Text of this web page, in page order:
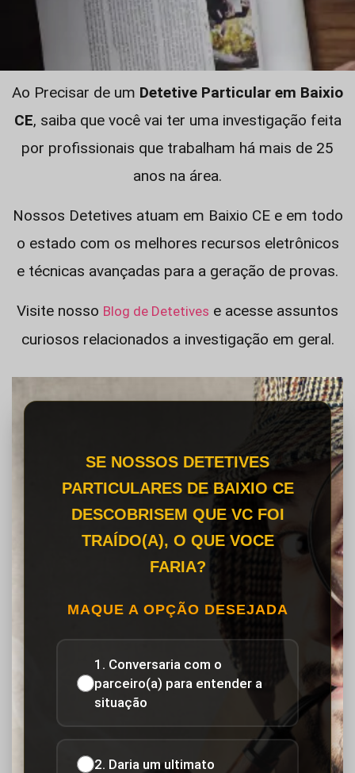
Ao Precisar de um Detetive Particular em Baixio
CE, saiba que você vai ter uma investigação feita
por profissionais que trabalham há mais de 25
anos na área.
Nossos Detetives atuam em Baixio CE e em todo
o estado com os melhores recursos eletrônicos
e técnicas avançadas para a geração de provas.
Visite nosso Blog de Detetives e acesse assuntos
curiosos relacionados a investigação em geral.
SE NOSSOS DETETIVES
PARTICULARES DE BAIXIO CE
DESCOBRISEM QUE VC FOI
TRAÍDO(A), O QUE VOCE
FARIA?
MAQUE A OPÇÃO DESEJADA
1. Conversaria com o
parceiro(a) para entender a
situação
2. Daria um ultimato